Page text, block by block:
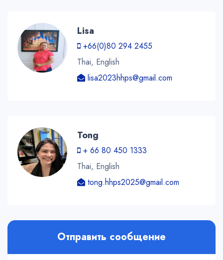
Lisa
+66(0)80 294 2455
Thai, English
lisa2023hhps@gmail.com
Tong
+ 66 80 450 1333
Thai, English
tong.hhps2025@gmail.com
Отправить сообщение